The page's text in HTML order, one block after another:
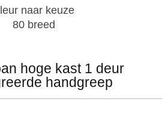
naar keuze
80 breed
hoge kast 1 deur
handgreep